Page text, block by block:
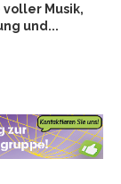
Musik,
und...